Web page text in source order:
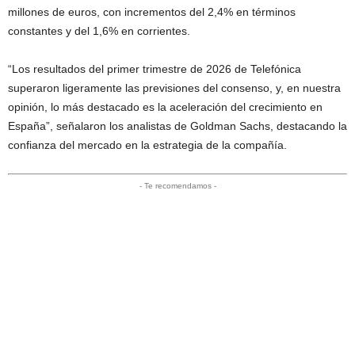
millones de euros, con incrementos del 2,4% en términos
constantes y del 1,6% en corrientes.
“Los resultados del primer trimestre de 2026 de Telefónica
superaron ligeramente las previsiones del consenso, y, en nuestra
opinión, lo más destacado es la aceleración del crecimiento en
España”, señalaron los analistas de Goldman Sachs, destacando la
confianza del mercado en la estrategia de la compañía.
- Te recomendamos -